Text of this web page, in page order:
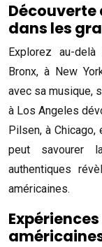
dans les
Explorez au-
Bronx, à New
avec sa musique,
à Los Angeles
Pilsen, à Chicago,
peut savourer
authentiques
américaines.